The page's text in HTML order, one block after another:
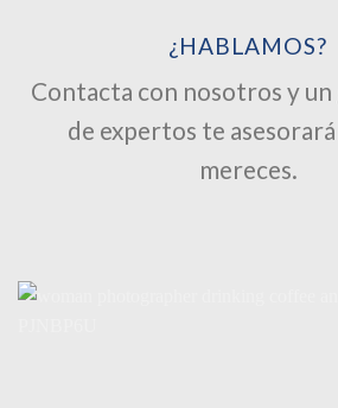
¿HABLAMOS?
Contacta con nosotros y un
de expertos te
mereces.